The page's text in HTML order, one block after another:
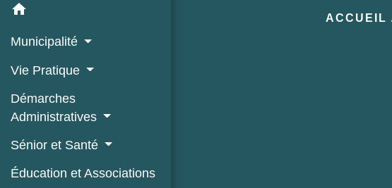
home
Municipalité
Vie Pratique
Démarches
Administratives
Sénior et Santé
Éducation et Associations
ACCUEIL